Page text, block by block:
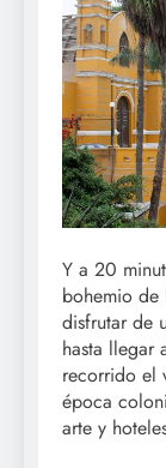
Y a 20
bohemio de
disfrutar de
hasta llegar
recorrido el
época
arte y